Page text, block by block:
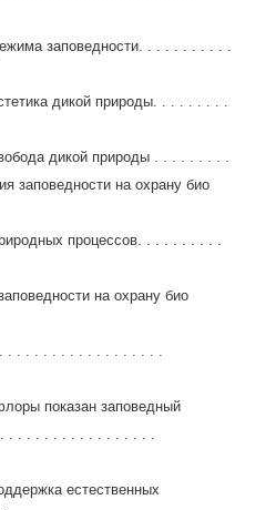
заповедности. . . . . . . . . . .
дикой природы. . . . . . . . .
дикой природы . . . . . . . . .
заповедности на охрану био
процессов. . . . . . . . . .
на охрану био
. . . . . . . . . . . . . . . . . .
показан заповедный
. . . . . . . . . . . . . . . . .
естественных